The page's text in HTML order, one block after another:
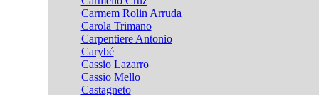
Carmem Rolin Arruda
Carola Trimano
Carpentiere Antonio
Carybé
Cassio Lazarro
Cassio Mello
Castagneto